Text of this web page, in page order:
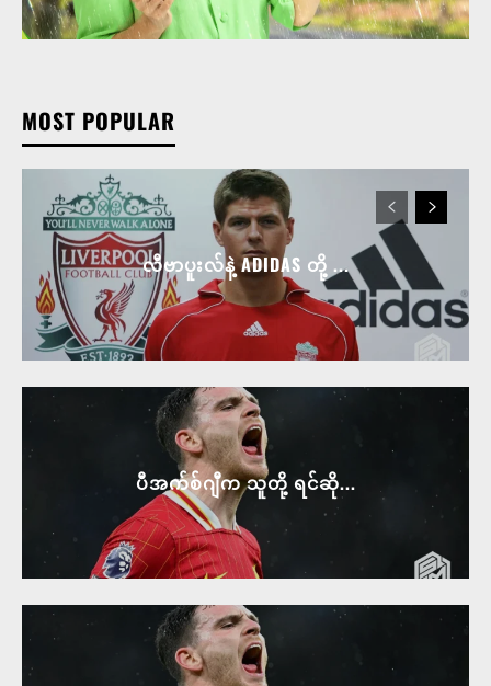
MOST POPULAR
လီဗာပူးလ်နဲ့ ADIDAS တို့ ...
ပီအက်စ်ဂျီက သူတို့ ရင်ဆို...